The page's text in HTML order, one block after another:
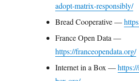
adopt-matrix-responsibly/
Bread Cooperative —
France Open Data —
https://franceopendata.org/
Internet in a Box —